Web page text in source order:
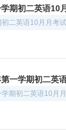
期初二英语10
二英语10月月考试
一学期初二英
期初二英语10月月